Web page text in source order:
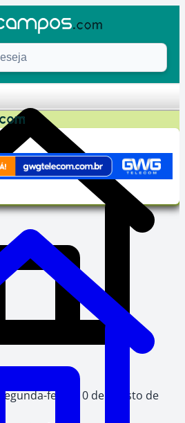
segunda-feira, 10 de agosto de